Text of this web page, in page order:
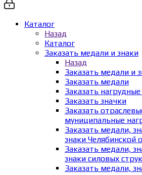
Каталог
Назад
Каталог
Заказать медали и знаки
Назад
Заказать медали и
Заказать медали
Заказать
Заказать значки
Заказать
муниципальные
Заказать медали,
знаки Челябинской
Заказать медали,
знаки силовых
Заказать медали,